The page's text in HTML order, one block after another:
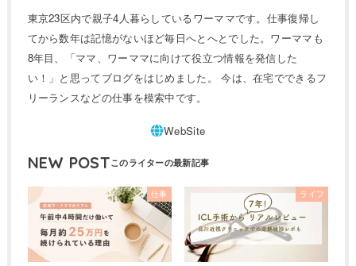
東京23区内で親子4人暮らしているワーママです。仕事復帰し
てから数年は記憶がないほど毎日へとへとでした。ワーママも
8年目、「ママ、ワーママに向けて役立つ情報を発信した
い！」と思ってブログをはじめました。 今は、在宅でできるフ
リーランスなどの仕事を模索中です。
NEW POST
仕事 ライフ